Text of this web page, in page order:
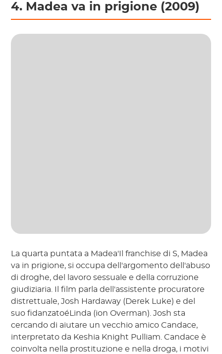
4. Madea va in prigione (2009)
La quarta puntata a Madea'Il franchise di S, Madea
va in prigione, si occupa dell'argomento dell'abuso
di droghe, del lavoro sessuale e della corruzione
giudiziaria. Il film parla dell'assistente procuratore
distrettuale, Josh Hardaway (Derek Luke) e del
suo fidanzatoéLinda (ion Overman). Josh sta
cercando di aiutare un vecchio amico Candace,
interpretato da Keshia Knight Pulliam. Candace è
coinvolta nella prostituzione e nella droga, i motivi